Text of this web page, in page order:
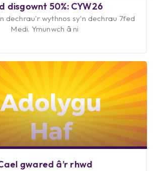
disgownt 50%: CYW26
dechrau'r wythnos sy'n dechrau 7fed
Medi. Ymunwch â ni
gwared â’r rhwd